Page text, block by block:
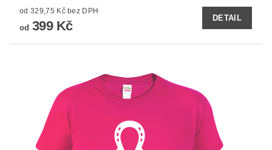
od 329,75 Kč bez DPH
od 399 Kč
DETAIL